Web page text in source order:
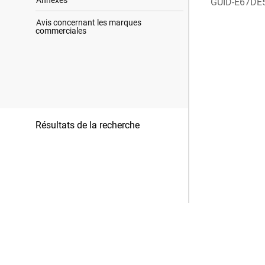
Avis concernant les marques
commerciales
Résultats de la recherche